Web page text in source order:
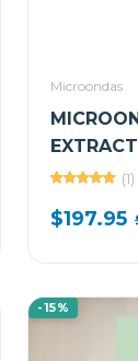
Microondas
DE 1.7
(1)
$197.95
-15%